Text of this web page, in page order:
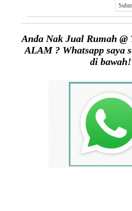
Anda Nak Jual Rumah @
ALAM ? Whatsapp saya
di bawah!